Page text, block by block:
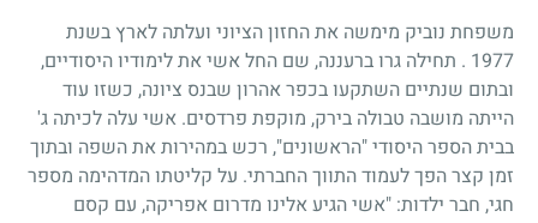
משפחת נוביק מימשה את החזון הציוני ועלתה לארץ בשנת
1977 . תחילה גרו ברעננה, שם החל אשי את לימודיו היסודיים,
ובתום שנתיים השתקעו בכפר אהרון שבנס ציונה, כשזו עוד
הייתה מושבה טבולה בירק, מוקפת פרדסים. אשי עלה לכיתה ג'
בבית הספר היסודי "הראשונים", רכש במהירות את השפה ובתוך
זמן קצר הפך לעמוד התווך החברתי. על קליטתו המדהימה מספר
חגי, חבר ילדות: "אשי הגיע אלינו מדרום אפריקה, עם קסם